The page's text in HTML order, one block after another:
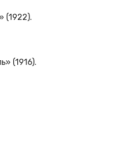
(1922).
(1916).